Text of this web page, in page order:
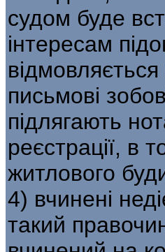
судом буде
інтересам
письмові
підлягають
реєстрації, в
житлового
4) вчинені
такий